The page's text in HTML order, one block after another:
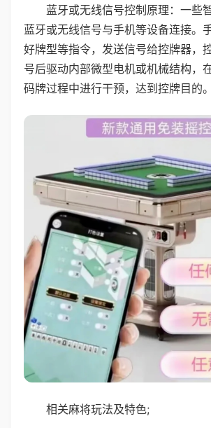
蓝牙或无线信号控制原理：一些
蓝牙或无线信号与手机等设备连接。
好牌型等指令，发送信号给控牌器，
号后驱动内部微型电机或机械结构，
码牌过程中进行干预，达到控牌目的。
相关麻将玩法及特色;